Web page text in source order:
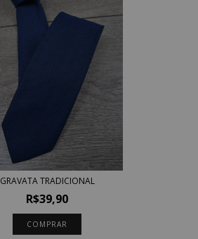
GRAVATA TRADICIONAL
R$39,90